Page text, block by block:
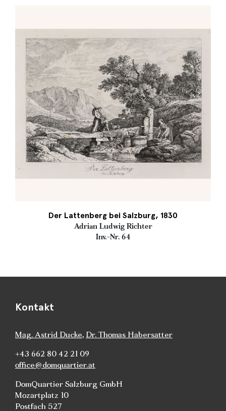
Der Lattenberg bei Salzburg, 1830
Adrian Ludwig Richter
Inv.-Nr. 64
Kontakt
Mag. Astrid Ducke, Dr. Thomas Habersatter
+43 662 80 42 21 09
office@domquartier.at
DomQuartier Salzburg GmbH
Mozartplatz 10
Postfach 527